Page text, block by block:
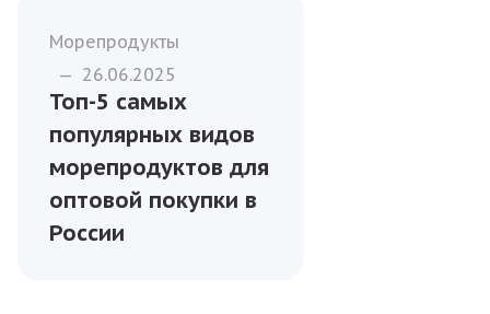
Морепродукты
— 21.06.2025
Чем полезны
морские гребешки
и почему их стоит